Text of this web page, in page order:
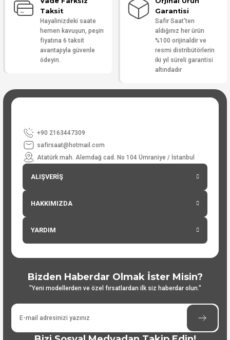
Taksit
Hayalinizdeki saate
hemen kavuşun, peşin
fiyatına 6 taksit
avantajıyla güvenle
ödeyin.
Garantisi
Safir Saat'ten
aldığınız her ürün
%100 orijinaldir ve
resmi distribütörlerin
iki yıl süreli garantisi
altındadır
+90 2163447309
safirsaat@hotmail.com
Atatürk mah. Alemdağ cad. No 104 Ümraniye / İstanbul
ALIŞVERİŞ
HAKKIMIZDA
YARDIM
Bizden Haberdar Olmak İster Misin?
"Yeni modellerden ve özel fırsatlardan ilk siz haberdar olun."